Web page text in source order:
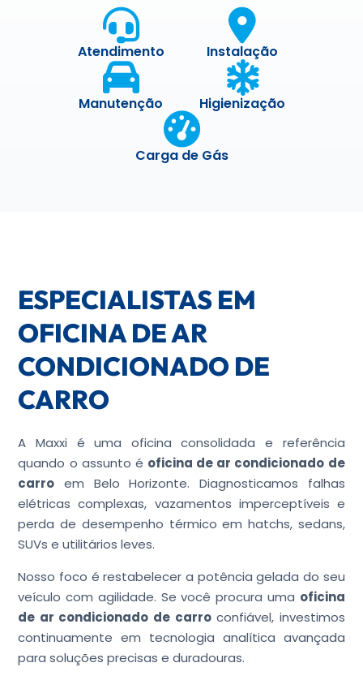
Atendimento Instalação
Manutenção Higienização
Carga de Gás
ESPECIALISTAS EM
OFICINA DE AR
CONDICIONADO DE
CARRO
A Maxxi é uma oficina consolidada e referência
quando o assunto é oficina de ar condicionado de
carro em Belo Horizonte. Diagnosticamos falhas
elétricas complexas, vazamentos imperceptíveis e
perda de desempenho térmico em hatchs, sedans,
SUVs e utilitários leves.
Nosso foco é restabelecer a potência gelada do seu
veículo com agilidade. Se você procura uma oficina
de ar condicionado de carroconfiável, investimos
continuamente em tecnologia analítica avançada
para soluções precisas e duradouras.